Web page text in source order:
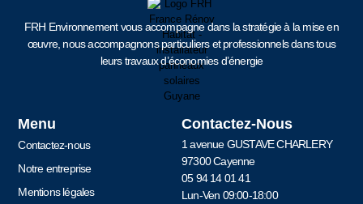
FRH Environnement vous accompagne dans la stratégie à la mise en
œuvre, nous accompagnons particuliers et professionnels dans tous
leurs travaux d’économies d’énergie
Menu
Contactez-nous
Notre entreprise
Mentions légales
Contactez-Nous
1 avenue GUSTAVE CHARLERY
97300 Cayenne
05 94 14 01 41
Lun-Ven 09:00-18:00